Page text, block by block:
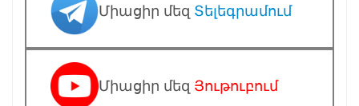
Միացիր մեզ Տելեգրամում
Միացիր մեզ Յութուբում